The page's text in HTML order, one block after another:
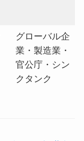
グローバル企
業・製造業・
官公庁・シン
クタンク